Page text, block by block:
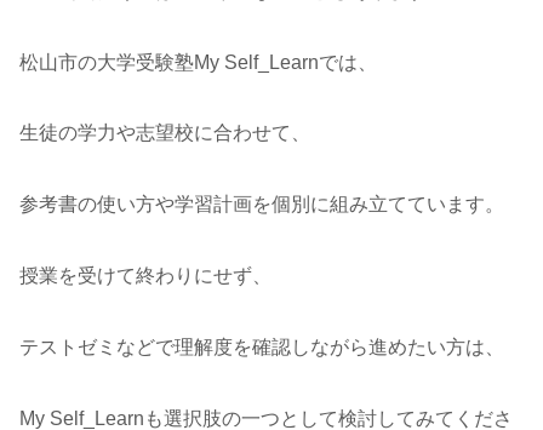
松山市の大学受験塾My Self_Learnでは、
生徒の学力や志望校に合わせて、
参考書の使い方や学習計画を個別に組み立てています。
授業を受けて終わりにせず、
テストゼミなどで理解度を確認しながら進めたい方は、
My Self_Learnも選択肢の一つとして検討してみてくださ